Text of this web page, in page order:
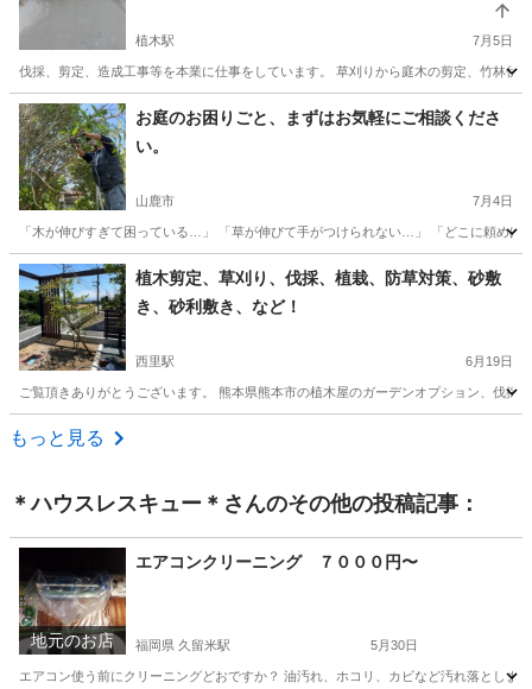
植木駅 7月5日
伐採、剪定、造成工事等を本業に仕事をしています。 草刈りから庭木の剪定、竹林
熊本 熊本市 植木駅 その他 無料
お庭のお困りごと、まずはお気軽にご相談くださ
い。
山鹿市 7月4日
「木が伸びすぎて困っている…」 「草が伸びて手がつけられない…」 「どこに頼め
熊本 山鹿市 剪定/造園
植木剪定、草刈り、伐採、植栽、防草対策、砂敷
き、砂利敷き、など！
西里駅 6月19日
ご覧頂きありがとうございます。 熊本県熊本市の植木屋のガーデンオプション、伐
熊本 熊本市
もっと見る
＊ハウスレスキュー＊ さんのその他の投稿記事：
地元のお店
エアコンクリーニング ７０００円〜
福岡県 久留米駅 5月30日
エアコン使う前にクリーニングどおですか？ 油汚れ、ホコリ、カビなど汚れ落とし